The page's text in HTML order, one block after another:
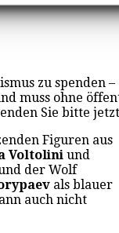
zu spenden
muss ohne
Sie bitte
Figuren aus
Voltolini und
der Wolf
als blauer
auch nicht